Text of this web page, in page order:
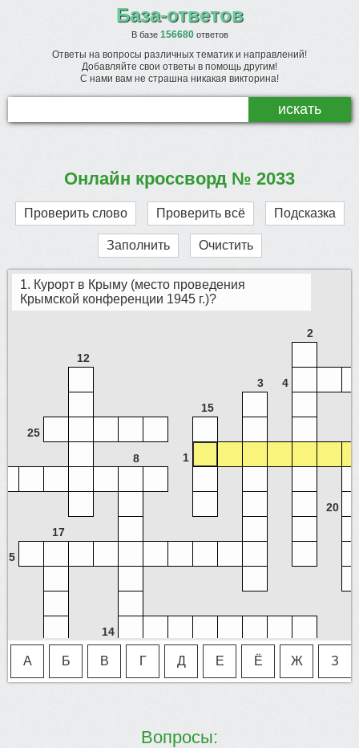
База-ответов
В базе 156680ответов
Ответы на вопросы различных тематик и направлений!
Добавляйте свои ответы в помощь другим!
С нами вам не страшна никакая викторина!
Онлайн кроссворд № 2033
Проверить слово Проверить всё Подсказка
Заполнить Очистить
1. Курорт в Крыму (место проведения
Крымской конференции 1945 г.)?
А Б В Г Д Е Ё Ж З
2
12
3
4
15
25
8
1
20
17
5
14
Вопросы: